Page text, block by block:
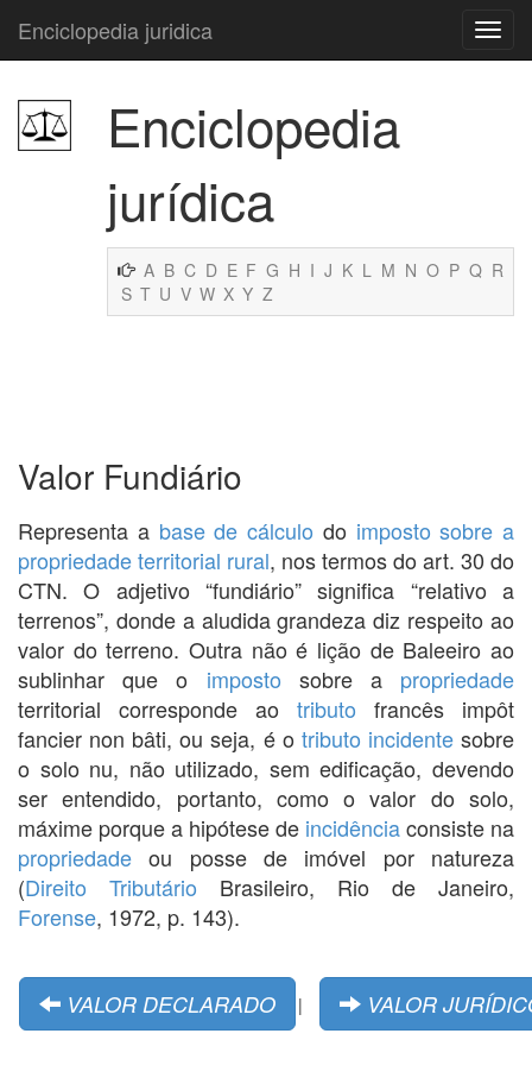
Enciclopedia juridica
Enciclopedia
jurídica
A B C D E F G H I J K L M N O P Q R
S T U V W X Y Z
Valor Fundiário
Representa a base de cálculo do imposto sobre a
propriedade territorial rural, nos termos do art. 30 do
CTN. O adjetivo “fundiário” significa “relativo a
terrenos”, donde a aludida grandeza diz respeito ao
valor do terreno. Outra não é lição de Baleeiro ao
sublinhar que o imposto sobre a propriedade
territorial corresponde ao tributo francês impôt
fancier non bâti, ou seja, é o tributo incidentesobre
o solo nu, não utilizado, sem edificação, devendo
ser entendido, portanto, como o valor do solo,
máxime porque a hipótese de incidênciaconsiste na
propriedade ou posse de imóvel por natureza
(Direito Tributário Brasileiro, Rio de Janeiro,
Forense, 1972, p. 143).
VALOR DECLARADO | VALOR